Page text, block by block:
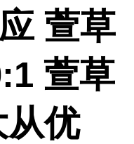
萱草
萱草
优